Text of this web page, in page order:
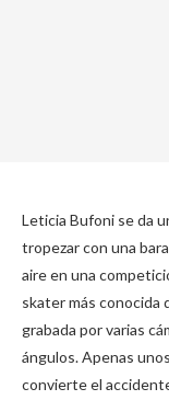
Leticia Bufoni se da
tropezar con una
aire en una
skater más conocida
grabada por varias
ángulos. Apenas
convierte el